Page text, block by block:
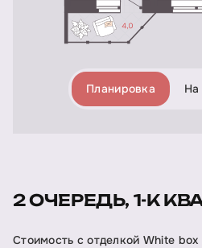
Планировка На
2 ОЧЕРЕДЬ, 1-К
Стоимость с отделкой White box